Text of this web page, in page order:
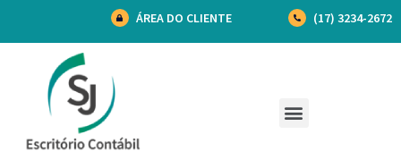
ÁREA DO CLIENTE (17) 3234-2672